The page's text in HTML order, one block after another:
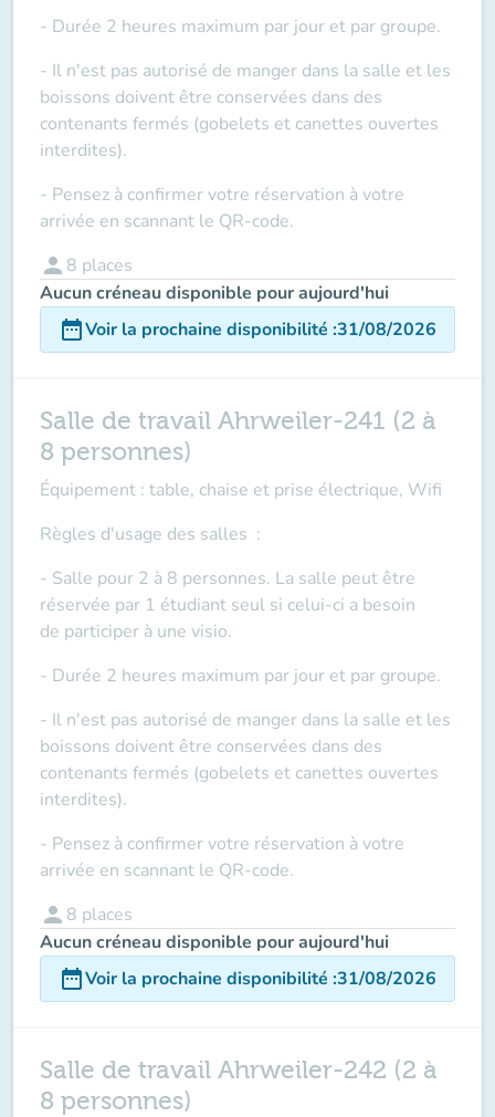
- Durée 2 heures maximum par jour et par groupe.
- Il n'est pas autorisé de manger dans la salle et les
boissons doivent être conservées dans des
contenants fermés (gobelets et canettes ouvertes
interdites).
- Pensez à confirmer votre réservation à votre
arrivée en scannant le QR-code.
person 8 places
Aucun créneau disponible pour aujourd'hui
date_rangeVoir la prochaine disponibilité :31/08/2026
Salle de travail Ahrweiler-241 (2 à
8 personnes)
Équipement : table, chaise et prise électrique, Wifi
Règles d'usage des salles :
- Salle pour 2 à 8 personnes. La salle peut être
réservée par 1 étudiant seul si celui-ci a besoin
de participer à une visio.
- Durée 2 heures maximum par jour et par groupe.
- Il n'est pas autorisé de manger dans la salle et les
boissons doivent être conservées dans des
contenants fermés (gobelets et canettes ouvertes
interdites).
- Pensez à confirmer votre réservation à votre
arrivée en scannant le QR-code.
person 8 places
Aucun créneau disponible pour aujourd'hui
date_rangeVoir la prochaine disponibilité :31/08/2026
Salle de travail Ahrweiler-242 (2 à
8 personnes)